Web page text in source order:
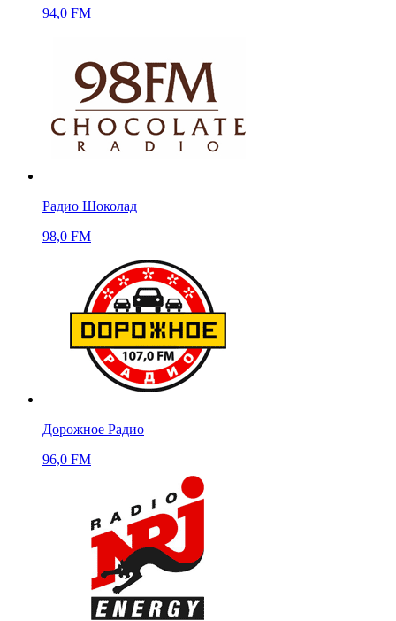
94,0 FM
Радио Шоколад
98,0 FM
Дорожное Радио
96,0 FM